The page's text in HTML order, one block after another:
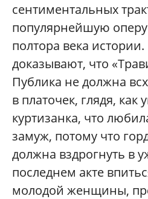
сентиментальных
популярнейшую
полтора века
доказывают, что
Публика не должна
в платочек, глядя, как
куртизанка, что
замуж, потому что
должна вздрогнуть в
последнем акте
молодой женщины,